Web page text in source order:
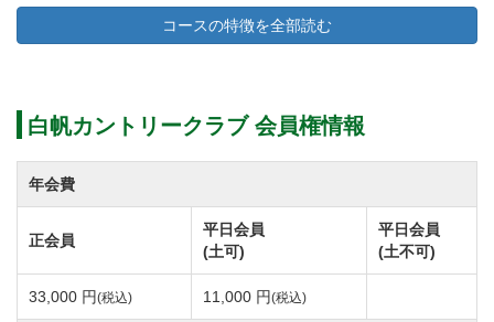
迎、
またはタクシーにご乗車にて30分でご来場頂けます。
ておりますので、送迎をご希望の場合はゴルフ場まで
直接ご連絡をお願い致します。
白帆カントリークラブは水郷 霞ヶ浦の恵み豊かな丘陵
地に位置する敷地面積69万平方メートル、総ヤード数
6,932yの林間コースです。
豊富な樹木に囲まれた各コースには四季折々の草花植
コースの特徴を全部読む
白帆カントリークラブ 会員権情報
年会費
正会員
平日会員
(土可)
平日会員
(土不可)
33,000 円(税込) 11,000 円(税込)